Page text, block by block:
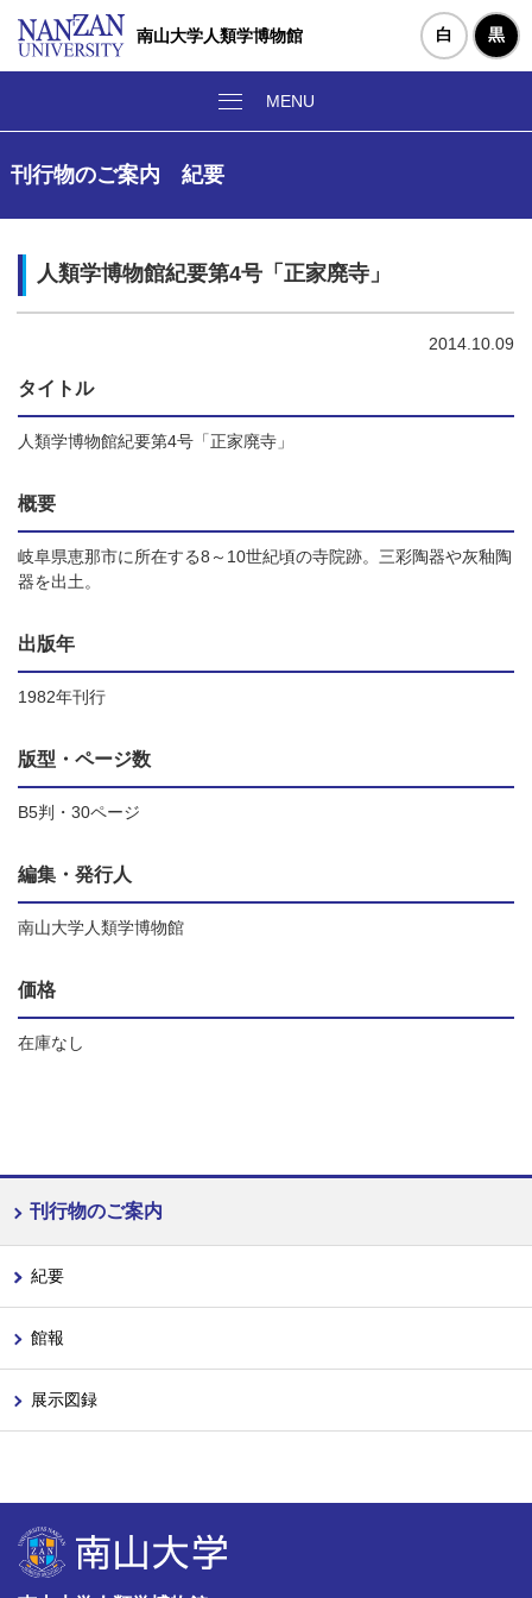
南山大学人類学博物館 白 黒
刊行物のご案内 紀要
人類学博物館紀要第4号「正家廃寺」
2014.10.09
タイトル
人類学博物館紀要第4号「正家廃寺」
概要
岐阜県恵那市に所在する8～10世紀頃の寺院跡。三彩陶器や灰釉陶
器を出土。
出版年
1982年刊行
版型・ページ数
B5判・30ページ
編集・発行人
南山大学人類学博物館
価格
在庫なし
刊行物のご案内
紀要
館報
展示図録